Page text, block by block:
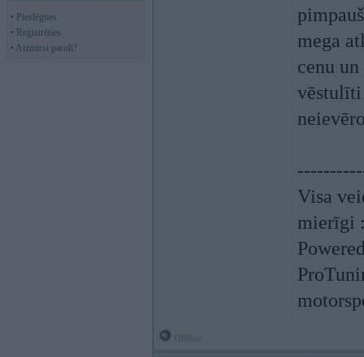
• Pieslēgties
• Reģistrēties
• Aizmirsi paroli?
mega
cenu
vēstulīti
Visa
mierīgi